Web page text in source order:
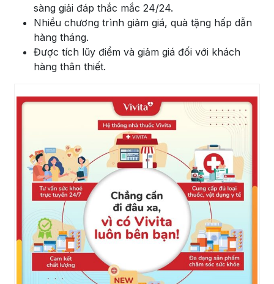
sàng giải đáp thắc mắc 24/24.
Nhiều chương trình giảm giá, quà tặng hấp dẫn
hàng tháng.
Được tích lũy điểm và giảm giá đối với khách
hàng thân thiết.